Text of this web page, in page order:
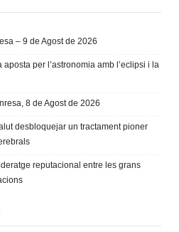
– 9 de Agost de 2026
per l’astronomia amb l’eclipsi i la
8 de Agost de 2026
desbloquejar un tractament pioner
reputacional entre les grans